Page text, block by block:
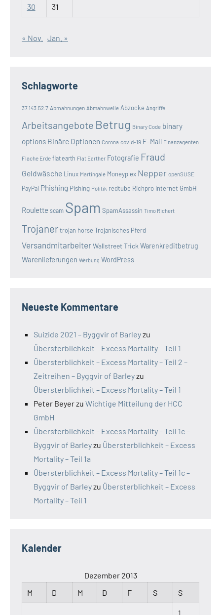
30 31
« Nov. Jan. »
Schlagworte
37.143.52.7 Abmahnungen Abmahnwelle Abzocke Angriffe
Arbeitsangebote Betrug Binary Code binary
options Binäre Optionen Corona covid-19 E-Mail Finanzagenten
Flache Erde flat earth Flat Earther Fotografie Fraud
Geldwäsche Linux Martingale Moneyplex Nepper openSUSE
PayPal Phishing Pishing Politik redtube Richpro Internet GmbH
Roulette scam Spam SpamAssassin Timo Richert
Trojanertrojan horse Trojanisches Pferd
VersandmitarbeiterWallstreet Trick Warenkreditbetrug
Warenlieferungen Werbung WordPress
Neueste Kommentare
Suizide 2021 – Byggvir of Barleyzu
Übersterblichkeit – Excess Mortality – Teil 1
Übersterblichkeit – Excess Mortality – Teil 2 –
Zeitreihen – Byggvir of Barleyzu
Übersterblichkeit – Excess Mortality – Teil 1
Peter Beyerzu Wichtige Mitteilung der HCC
GmbH
Übersterblichkeit – Excess Mortality – Teil 1c –
Byggvir of Barleyzu Übersterblichkeit – Excess
Mortality – Teil 1a
Übersterblichkeit – Excess Mortality – Teil 1c –
Byggvir of Barleyzu Übersterblichkeit – Excess
Mortality – Teil 1
Kalender
Dezember 2013
M
D M D F S S
1